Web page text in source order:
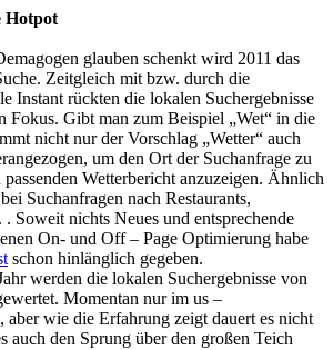
Hotpot
glauben schenkt wird 2011 das
Zeitgleich mit bzw. durch die
Instant rückten die lokalen Suchergebnisse
Fokus. Gibt man zum Beispiel „Wet“ in die
nicht nur der Vorschlag „Wetter“ auch
um den Ort der Suchanfrage zu
Wetterbericht anzuzeigen. Ähnlich
Suchanfragen nach Restaurants,
Soweit nichts Neues und entsprechende
On- und Off – Page Optimierung habe
schon hinlänglich gegeben.
werden die lokalen Suchergebnisse von
Momentan nur im us –
aber wie die Erfahrung zeigt dauert es nicht
auch den Sprung über den großen Teich